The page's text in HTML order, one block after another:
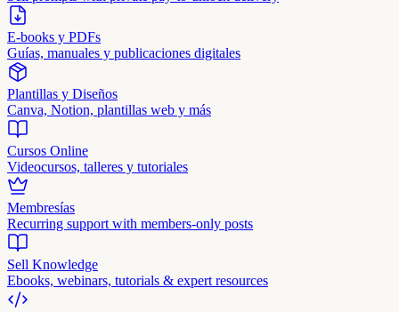
E-books y PDFs
Guías, manuales y publicaciones digitales
Plantillas y Diseños
Canva, Notion, plantillas web y más
Cursos Online
Videocursos, talleres y tutoriales
Membresías
Recurring support with members-only posts
Sell Knowledge
Ebooks, webinars, tutorials & expert resources